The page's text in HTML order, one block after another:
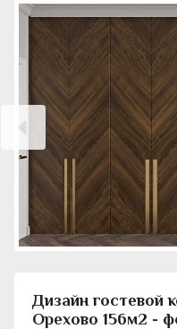
Дизайн гостевой
Орехово 156м2 -